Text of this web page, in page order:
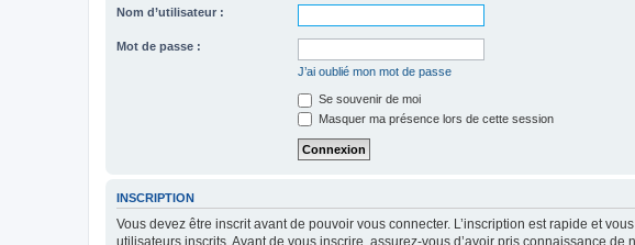
Nom d’utilisateur :
Mot de passe :
J’ai oublié mon mot de passe
Se souvenir de moi
Masquer ma présence lors de cette session
INSCRIPTION
Vous devez être inscrit avant de pouvoir vous connecter. L’inscription est rapide et
utilisateurs inscrits. Avant de vous inscrire, assurez-vous d’avoir pris connaissance